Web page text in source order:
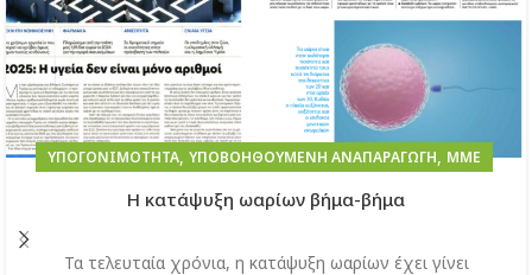
ΥΠΟΓΟΝΙΜΌΤΗΤΑ, ΥΠΟΒΟΗΘΟΎΜΕΝΗ ΑΝΑΠΑΡΑΓΩΓΉ, ΜΜΕ
H κατάψυξη ωαρίων βήμα-βήμα
Τα τελευταία χρόνια, η κατάψυξη ωαρίων έχει γίνει